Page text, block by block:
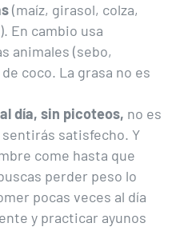
(maíz, girasol, colza,
En cambio usa
animales (sebo,
coco. La grasa no es
día, sin picoteos, no es
satisfecho. Y
come hasta que
perder peso lo
pocas veces al día
y practicar ayunos